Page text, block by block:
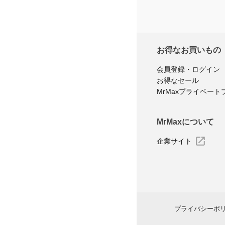
お得なお買いもの
会員登録・ログイン
お得なセール
MrMaxプライベート
MrMaxについて
企業サイト
プライバシーポ